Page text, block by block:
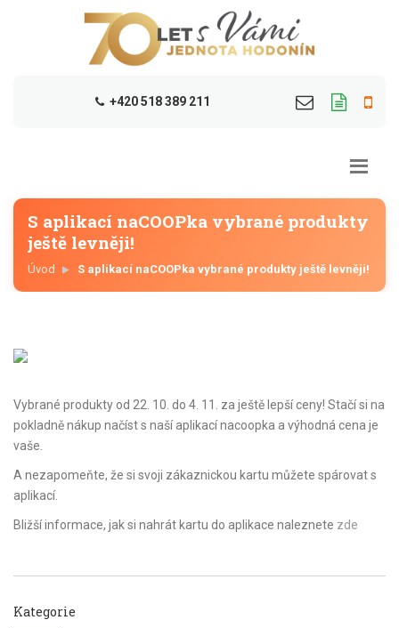
+420 518 389 211
S aplikací naCOOPka vybrané produkty
ještě levněji!
Úvod S aplikací naCOOPka vybrané produkty ještě levněji!
Vybrané produkty od 22. 10. do 4. 11. za ještě lepší ceny! Stačí si na
pokladně nákup načíst s naší aplikací nacoopka a výhodná cena je
vaše.
A nezapomeňte, že si svoji zákaznickou kartu můžete spárovat s
aplikací.
Bližší informace, jak si nahrát kartu do aplikace naleznete zde
Kategorie